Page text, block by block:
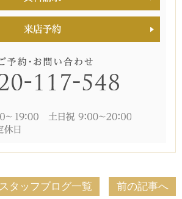
スタッフブログ一覧 前の記事へ